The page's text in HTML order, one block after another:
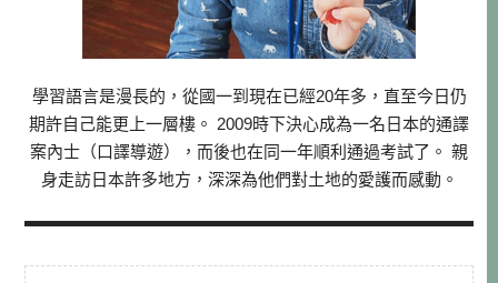
學習語言是漫長的，從國一到現在已經20年多，直至今日仍
期許自己能更上一層樓。 2009時下決心成為一名日本的通譯
案內士（口譯導遊），而後也在同一年順利通過考試了。 親
身走訪日本許多地方，深深為他們對土地的愛護而感動。